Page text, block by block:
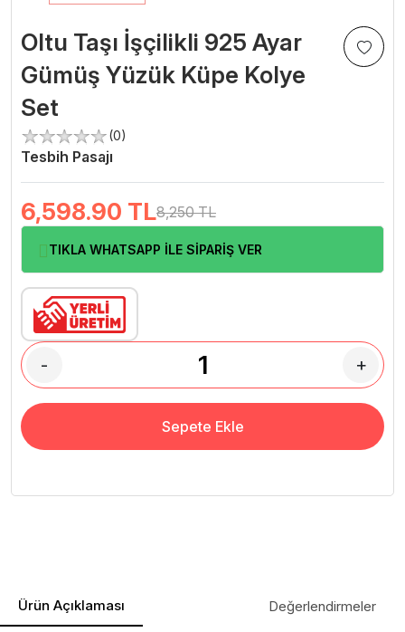
Oltu Taşı İşçilikli 925 Ayar
Gümüş Yüzük Küpe Kolye
Set
(0)
Tesbih Pasajı
6,598.90 TL8,250 TL
TIKLA WHATSAPP İLE SİPARİŞ VER
- +
Sepete Ekle
Ürün Açıklaması Değerlendirmeler